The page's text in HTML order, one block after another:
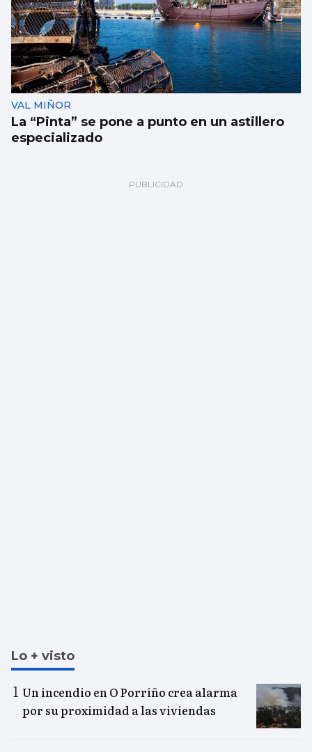
VAL MIÑOR
La “Pinta” se pone a punto en un astillero
especializado
Lo + visto
Un incendio en O Porriño crea alarma
por su proximidad a las viviendas